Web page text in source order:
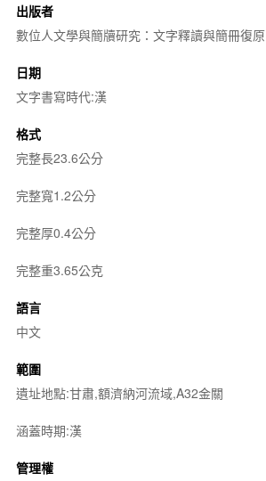
出版者
數位人文學與簡牘研究：文字釋讀與簡冊復原
日期
文字書寫時代:漢
格式
完整長23.6公分
完整寬1.2公分
完整厚0.4公分
完整重3.65公克
語言
中文
範圍
遺址地點:甘肅,額濟納河流域,A32金關
涵蓋時期:漢
管理權